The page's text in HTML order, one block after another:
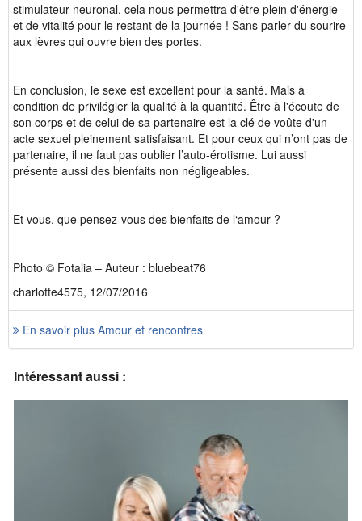
stimulateur neuronal, cela nous permettra d'être plein d'énergie
et de vitalité pour le restant de la journée ! Sans parler du sourire
aux lèvres qui ouvre bien des portes.
En conclusion, le sexe est excellent pour la santé. Mais à
condition de privilégier la qualité à la quantité. Être à l'écoute de
son corps et de celui de sa partenaire est la clé de voûte d'un
acte sexuel pleinement satisfaisant. Et pour ceux qui n’ont pas de
partenaire, il ne faut pas oublier l’auto-érotisme. Lui aussi
présente aussi des bienfaits non négligeables.
Et vous, que pensez-vous des bienfaits de l‘amour ?
Photo © Fotalia – Auteur : bluebeat76
charlotte4575, 12/07/2016
En savoir plus Amour et rencontres
Intéressant aussi :